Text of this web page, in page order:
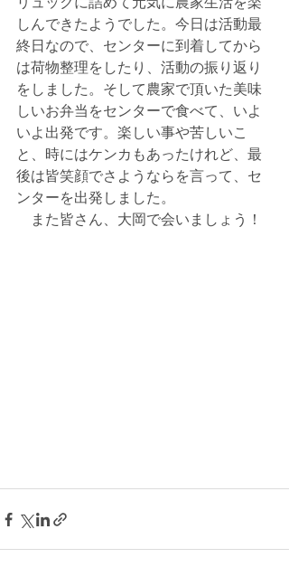
しんできたようでした。今日は活動最
終日なので、センターに到着してから
は荷物整理をしたり、活動の振り返り
をしました。そして農家で頂いた美味
しいお弁当をセンターで食べて、いよ
いよ出発です。楽しい事や苦しいこ
と、時にはケンカもあったけれど、最
後は皆笑顔でさようならを言って、セ
ンターを出発しました。
また皆さん、大岡で会いましょう！